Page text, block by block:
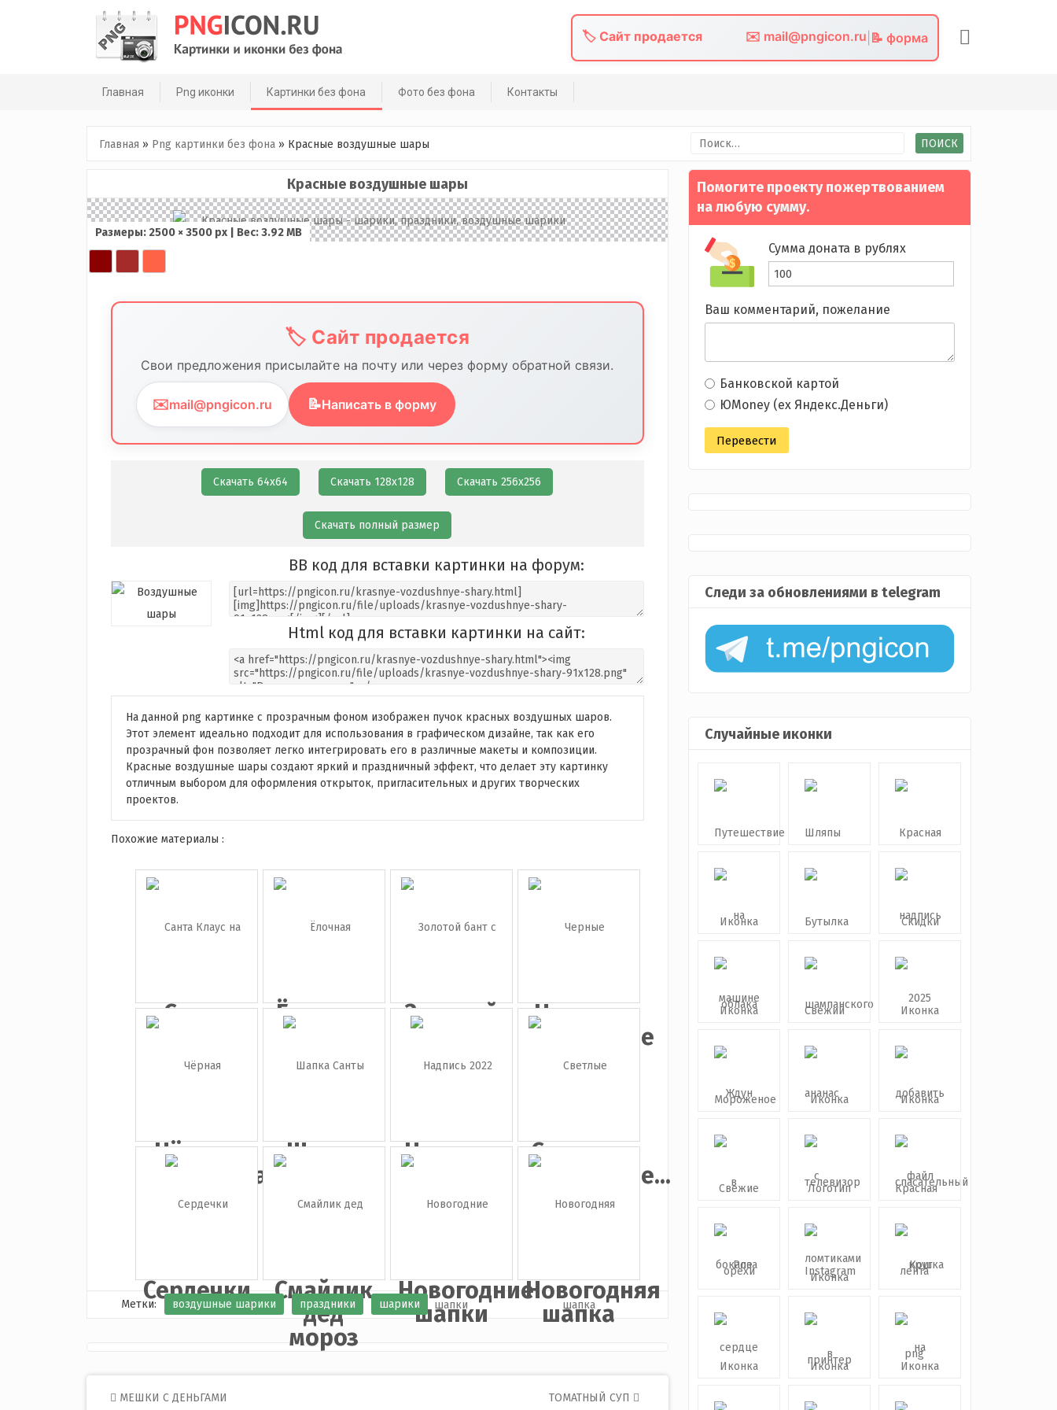
🏷️ Сайт продается ✉️ mail@pngicon.ru 📝 форма
Главная Png иконки Картинки без фона Фото без фона Контакты
Главная » Png картинки без фона» Красные воздушные шары Найти:
Красные воздушные шары
Размеры: 2500 × 3500 px | Вес: 3.92 MB
🏷️ Сайт продается
Свои предложения присылайте на почту или через форму обратной связи.
✉️mail@pngicon.ru 📝Написать в форму
Скачать 64х64 Скачать 128х128 Скачать 256х256
Скачать полный размер
BB код для вставки картинки на форум:
Html код для вставки картинки на сайт:
На данной png картинке с прозрачным фоном изображен пучок красных воздушных шаров.
Этот элемент идеально подходит для использования в графическом дизайне, так как его
прозрачный фон позволяет легко интегрировать его в различные макеты и композиции.
Красные воздушные шары создают яркий и праздничный эффект, что делает эту картинку
отличным выбором для оформления открыток, пригласительных и других творческих
проектов.
Похожие материалы :
Санта
Клаус на
са...
Ёлочная
игрушка
(...
Золотой
бант с
ле...
Черные
воздушные
...
Чёрная
подарочная...
Шапка
Надпись
Светлые
воздушные...
Сердечки
Смайлик
дед
мороз
Новогодние
шапки
Новогодняя
шапка
Метки: воздушные шарики праздники шарики
Post
МЕШКИ С ДЕНЬГАМИ ТОМАТНЫЙ СУП
Помогите проекту пожертвованием
на любую сумму.
Сумма доната в рублях
Ваш комментарий, пожелание
Банковской картой
ЮMoney (ex Яндекс.Деньги)
Следи за обновлениями в telegram
Случайные иконки